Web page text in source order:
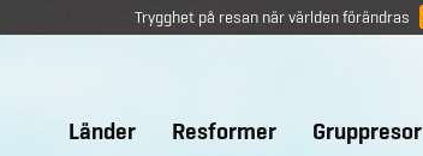
Trygghet på resan när världen förändras
Länder Resformer Gruppresor